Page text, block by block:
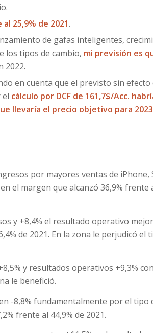
25,9% de 2021.
de gafas inteligentes,
los tipos de cambio, mi previsión es
2022.
en cuenta que el previsto sin efecto
el cálculo por DCF de 161,7$/Acc.
llevaría el precio objetivo para
por mayores ventas de iPhone,
el margen que alcanzó 36,9% frente
y +8,4% el resultado operativo
de 2021. En la zona le perjudicó el
y resultados operativos +9,3%
le benefició.
-8,8% fundamentalmente por el tipo
frente al 44,9% de 2021.